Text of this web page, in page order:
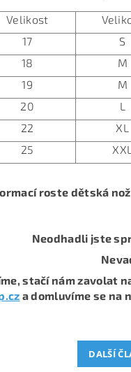
Velikost
17
S
18
M
19
M
20
L
22
XL
25
XXL
roste dětská
Neodhadli jste
stačí nám zavolat
a domluvíme se na
DALŠÍ